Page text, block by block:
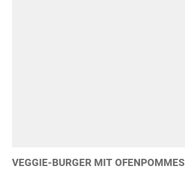
VEGGIE-BURGER MIT OFENPOMMES